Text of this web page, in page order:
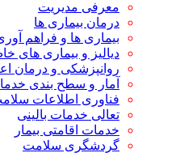
معرفی مدیریت
درمان بیماری ها
بیماری ها و فراهم
دیالیز و بیماری های
روانپزشکی و درمان
آمار و سطح بندی
فناوری اطلاعات
تعالی خدمات بالینی
خدمات اقامتی بیمار
گردشگری سلامت